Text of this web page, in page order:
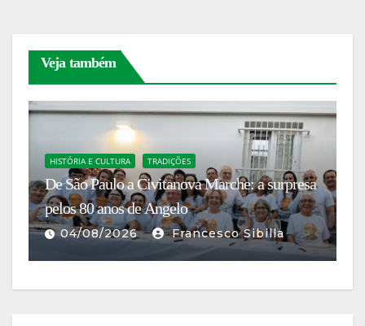
Veja também
HISTÓRIA E CULTURA TRADIÇÕES
De São Paulo a Civitanova Marche: a surpresa
pelos 80 anos de Angelo
04/08/2026 Francesco Sibilla